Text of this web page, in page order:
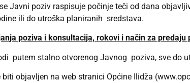
Javni poziv raspisuje počinje teči od dana
ili do utroška planiranih sredstava.
poziva i konsultacija, rokovi i način za
putem stalno otvorenog Javnog poziva, sve do
biti objavljen na web stranici Općine Ilidža